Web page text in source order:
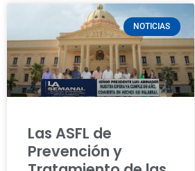
NOTICIAS
Las ASFL de
Prevención y